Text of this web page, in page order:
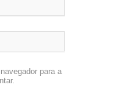
para a